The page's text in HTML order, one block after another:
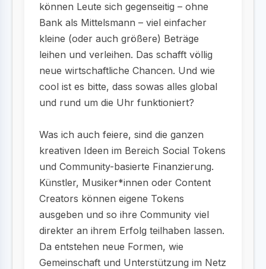
können Leute sich gegenseitig – ohne
Bank als Mittelsmann – viel einfacher
kleine (oder auch größere) Beträge
leihen und verleihen. Das schafft völlig
neue wirtschaftliche Chancen. Und wie
cool ist es bitte, dass sowas alles global
und rund um die Uhr funktioniert?
Was ich auch feiere, sind die ganzen
kreativen Ideen im Bereich Social Tokens
und Community-basierte Finanzierung.
Künstler, Musiker*innen oder Content
Creators können eigene Tokens
ausgeben und so ihre Community viel
direkter an ihrem Erfolg teilhaben lassen.
Da entstehen neue Formen, wie
Gemeinschaft und Unterstützung im Netz